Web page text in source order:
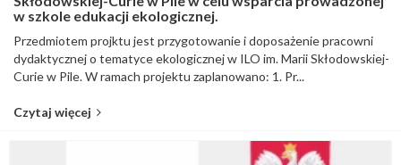
w szkole edukacji ekologicznej.
Przedmiotem projktu jest przygotowanie i doposażenie pracowni
dydaktycznej o tematyce ekologicznej w ILO im. Marii Skłodowskiej-
Curie w Pile. W ramach projektu zaplanowano: 1. Pr...
Czytaj więcej